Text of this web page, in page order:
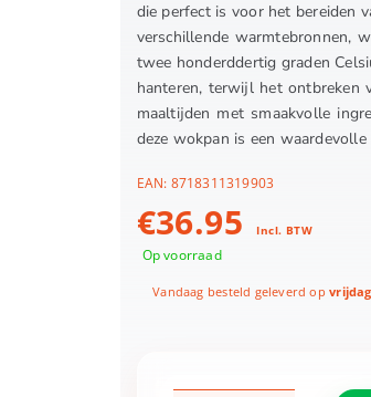
die perfect is voor het bereiden
verschillende warmtebronnen,
twee honderddertig graden
hanteren, terwijl het ontbreken
maaltijden met smaakvolle
deze wokpan is een
EAN: 8718311319903
€36.95 Incl. BTW
Op voorraad
Vandaag besteld geleverd op